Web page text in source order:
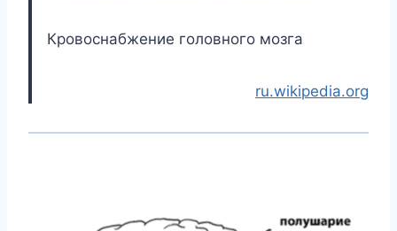
Кровоснабжение головного мозга
ru.wikipedia.org